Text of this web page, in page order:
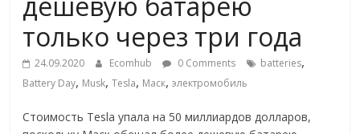
онлайн-
торговле,
для
Commerce,
только через три года
24.09.2020 Ecomhub 0 Comments batteries,
Battery Day, Musk,Tesla, Маск,электромобиль
Стоимость Tesla упала на 50 миллиардов долларов,